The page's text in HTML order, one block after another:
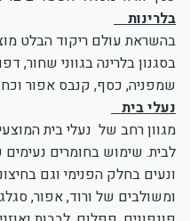
בלרינות
בהשראת עולם ריקוד הבלט
בסגנון בלרינה בגווני שחור,
שמפניה, כסף, קנבס אפור
נעלי בית
מגוון רחב של נעלי בית
לבית. שימוש בחומרים נעימים
ונעים בחלק הפנימי וגם
ומשולבים של ורוד, אפור,